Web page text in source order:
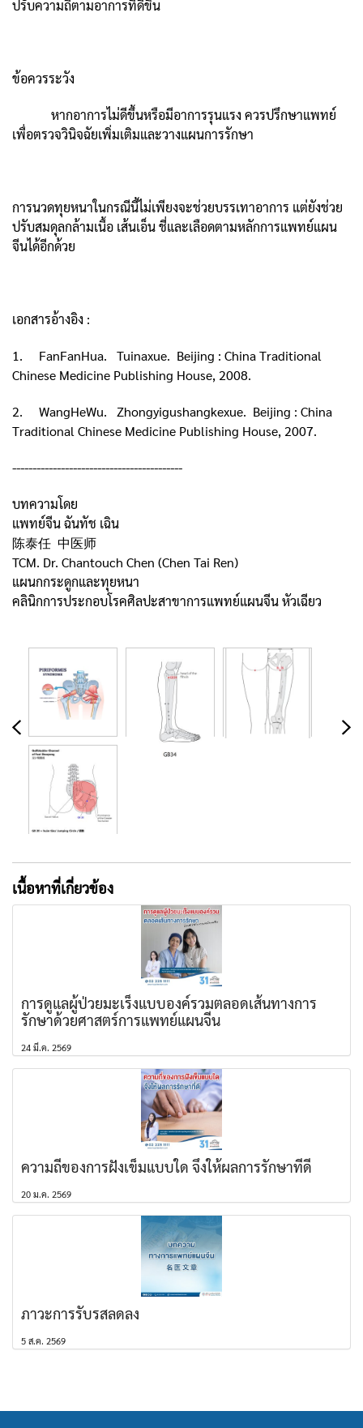
ปรับความถี่ตามอาการที่ดีขึ้น
ข้อควรระวัง
หากอาการไม่ดีขึ้นหรือมีอาการรุนแรง ควรปรึกษาแพทย์
เพื่อตรวจวินิจฉัยเพิ่มเติมและวางแผนการรักษา
การนวดทุยหนาในกรณีนี้ไม่เพียงจะช่วยบรรเทาอาการ แต่ยังช่วย
ปรับสมดุลกล้ามเนื้อ เส้นเอ็น ชี่และเลือดตามหลักการแพทย์แผน
จีนได้อีกด้วย
เอกสารอ้างอิง :
1. FanFanHua. Tuinaxue. Beijing : China Traditional
Chinese Medicine Publishing House, 2008.
2. WangHeWu. Zhongyigushangkexue. Beijing : China
Traditional Chinese Medicine Publishing House, 2007.
------------------------------------------
บทความโดย
แพทย์จีน ฉันทัช เฉิน
陈泰任 中医师
TCM. Dr. Chantouch Chen (Chen Tai Ren)
แผนกกระดูกและทุยหนา
คลินิกการประกอบโรคศิลปะสาขาการแพทย์แผนจีน หัวเฉียว
เนื้อหาที่เกี่ยวข้อง
การดูแลผู้ป่วยมะเร็งแบบองค์รวมตลอดเส้นทางการ
รักษาด้วยศาสตร์การแพทย์แผนจีน
24 มี.ค. 2569
ความถี่ของการฝังเข็มแบบใด จึงให้ผลการรักษาที่ดี
20 ม.ค. 2569
ภาวะการรับรสลดลง
5 ส.ค. 2569